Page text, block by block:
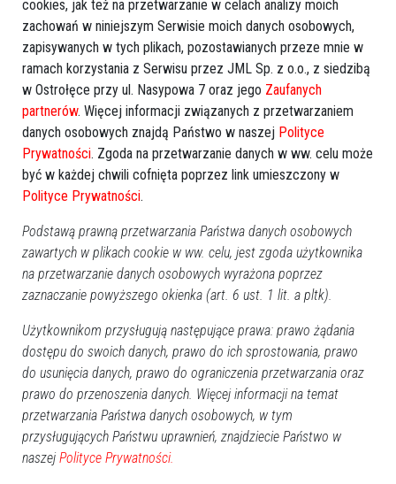
cookies, jak też na przetwarzanie w celach analizy moich
zachowań w niniejszym Serwisie moich danych osobowych,
zapisywanych w tych plikach, pozostawianych przeze mnie w
ramach korzystania z Serwisu przez JML Sp. z o.o., z siedzibą
w Ostrołęce przy ul. Nasypowa 7 oraz jego Zaufanych
partnerów. Więcej informacji związanych z przetwarzaniem
danych osobowych znajdą Państwo w naszej Polityce
Prywatności. Zgoda na przetwarzanie danych w ww. celu może
być w każdej chwili cofnięta poprzez link umieszczony w
Polityce Prywatności.
Podstawą prawną przetwarzania Państwa danych osobowych
zawartych w plikach cookie w ww. celu, jest zgoda użytkownika
na przetwarzanie danych osobowych wyrażona poprzez
zaznaczanie powyższego okienka (art. 6 ust. 1 lit. a pltk).
Użytkownikom przysługują następujące prawa: prawo żądania
dostępu do swoich danych, prawo do ich sprostowania, prawo
do usunięcia danych, prawo do ograniczenia przetwarzania oraz
prawo do przenoszenia danych. Więcej informacji na temat
przetwarzania Państwa danych osobowych, w tym
przysługujących Państwu uprawnień, znajdziecie Państwo w
naszej Polityce Prywatności.